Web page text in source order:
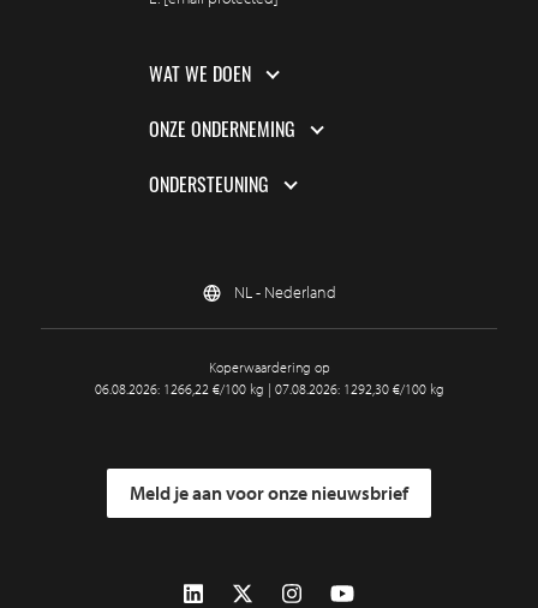
WAT WE DOEN
ONZE ONDERNEMING
ONDERSTEUNING
NL - Nederland
Koperwaardering op
06.08.2026: 1266,22 €/100 kg | 07.08.2026: 1292,30 €/100 kg
Meld je aan voor onze nieuwsbrief